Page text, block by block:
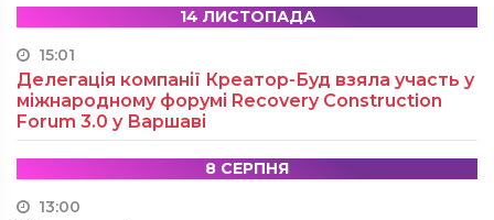
14 ЛИСТОПАДА
15:01
Делегація компанії Креатор-Буд взяла участь у
міжнародному форумі Recovery Construction
Forum 3.0 у Варшаві
8 СЕРПНЯ
13:00